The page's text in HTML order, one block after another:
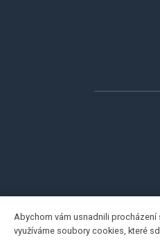
Abychom vám usnadnili
využíváme soubory cookies, které